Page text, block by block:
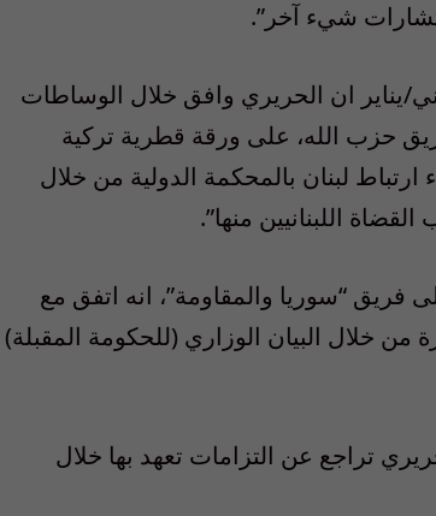
شيء آخر”.
وليد جنبلاط اعلن في 21 كانون الثاني/يناير ان الحريري وافق خلال الوساطات
حزب الله، على ورقة قطرية تركية
لبنان بالمحكمة الدولية من خلال
اللبنانيين منها”.
فريق “سوريا والمقاومة”، انه اتفق مع
من خلال البيان الوزاري (للحكومة المقبلة)
تراجع عن التزامات تعهد بها خلال